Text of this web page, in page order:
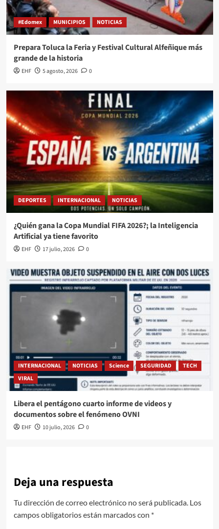
#Edomex MUNICIPIOS NOTICIAS
Prepara Toluca la Feria y Festival Cultural Alfeñique más
grande de la historia
EHF 5 agosto, 2026 0
DEPORTES INTERNACIONAL NOTICIAS
¿Quién gana la Copa Mundial FIFA 2026?; la Inteligencia
Artificial ya tiene favorito
EHF 17 julio, 2026 0
INTERNACIONAL NOTICIAS Science SEGURIDAD
TECH
VIRAL
Libera el pentágono cuarto informe de videos y
documentos sobre el fenómeno OVNI
EHF 10 julio, 2026 0
Deja una respuesta
Tu dirección de correo electrónico no será publicada. Los
campos obligatorios están marcados con *